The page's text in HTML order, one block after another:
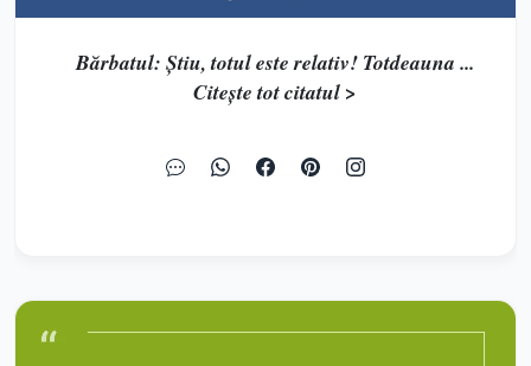
Bărbatul: Ştiu, totul este relativ! Totdeauna ...
Citește tot citatul >